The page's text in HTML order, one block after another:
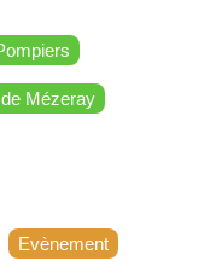
Mézeray
Evènement